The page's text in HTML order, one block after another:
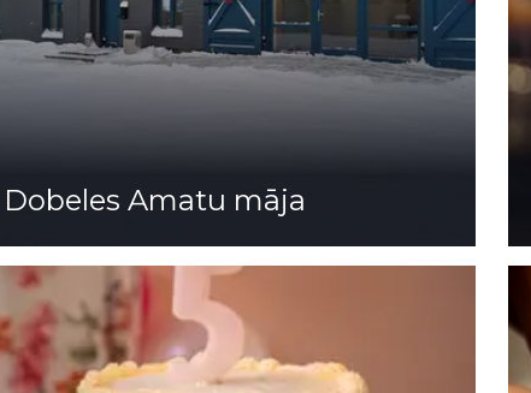
Dobeles Amatu māja